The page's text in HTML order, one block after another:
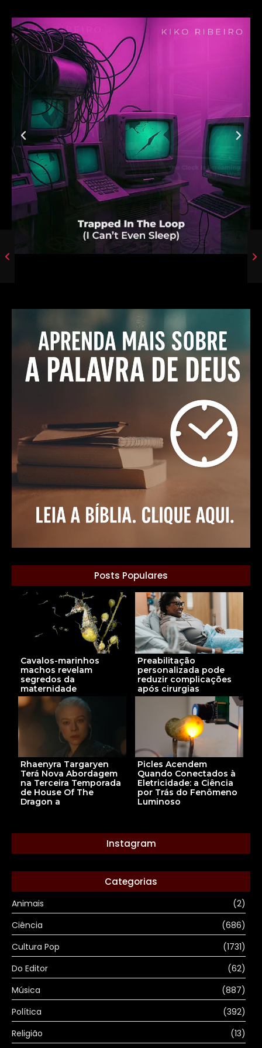
Posts Populares
Cavalos-marinhos
machos revelam
segredos da
maternidade
Preabilitação
personalizada pode
reduzir complicações
após cirurgias
Rhaenyra Targaryen
Terá Nova Abordagem
na Terceira Temporada
de House Of The
Dragon a
Picles Acendem
Quando Conectados à
Eletricidade: a Ciência
por Trás do Fenômeno
Luminoso
Instagram
Categorias
Animais
(2)
Ciência
(686)
Cultura Pop
(1731)
Do Editor
(62)
Música
(887)
Política
(392)
Religião
(13)